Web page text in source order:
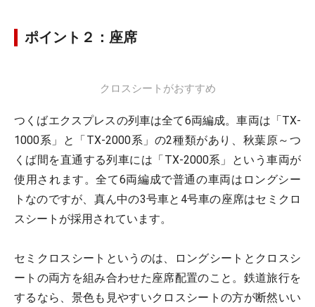
ポイント２：座席
クロスシートがおすすめ
つくばエクスプレスの列車は全て6両編成。車両は「TX-
1000系」と「TX-2000系」の2種類があり、秋葉原～つ
くば間を直通する列車には「TX-2000系」という車両が
使用されます。全て6両編成で普通の車両はロングシー
トなのですが、真ん中の3号車と4号車の座席はセミクロ
スシートが採用されています。
セミクロスシートというのは、ロングシートとクロスシ
ートの両方を組み合わせた座席配置のこと。鉄道旅行を
するなら、景色も見やすいクロスシートの方が断然いい